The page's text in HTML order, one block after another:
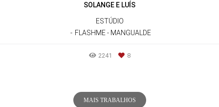
SOLANGE E LUÍS
ESTÚDIO
FLASHME - MANGUALDE
2241 8
MAIS TRABALHOS